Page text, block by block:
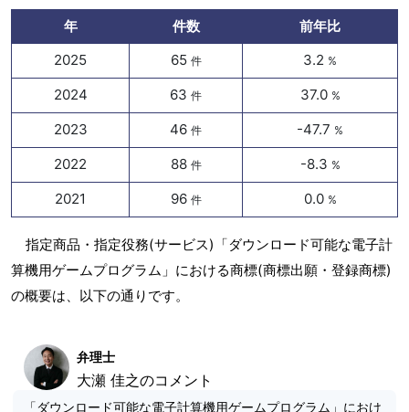
年 件数
前年比
2025
65 件 3.2 %
2024 63 件 37.0 %
2023 46 件 -47.7 %
2022 88 件 -8.3 %
2021 96 件 0.0 %
指定商品・指定役務(サービス)「ダウンロード可能な電子計
算機用ゲームプログラム」における商標(商標出願・登録商標)
の概要は、以下の通りです。
弁理士
大瀬 佳之のコメント
「ダウンロード可能な電子計算機用ゲームプログラム」におけ